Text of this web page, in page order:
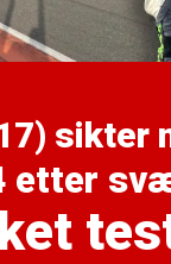
sikter
etter